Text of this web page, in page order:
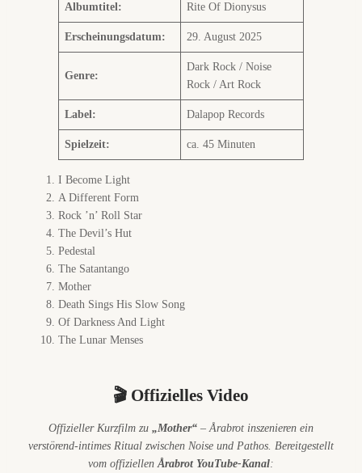
Albumtitel: Rite Of Dionysus
Erscheinungsdatum: 29. August 2025
Genre:
Dark Rock / Noise
Rock / Art Rock
Label: Dalapop Records
Spielzeit: ca. 45 Minuten
I Become Light
A Different Form
Rock ’n’ Roll Star
The Devil’s Hut
Pedestal
The Satantango
Mother
Death Sings His Slow Song
Of Darkness And Light
The Lunar Menses
🎬 Offizielles Video
Offizieller Kurzfilm zu „Mother“ – Årabrot inszenieren ein
verstörend-intimes Ritual zwischen Noise und Pathos. Bereitgestellt
vom offiziellen Årabrot YouTube-Kanal: